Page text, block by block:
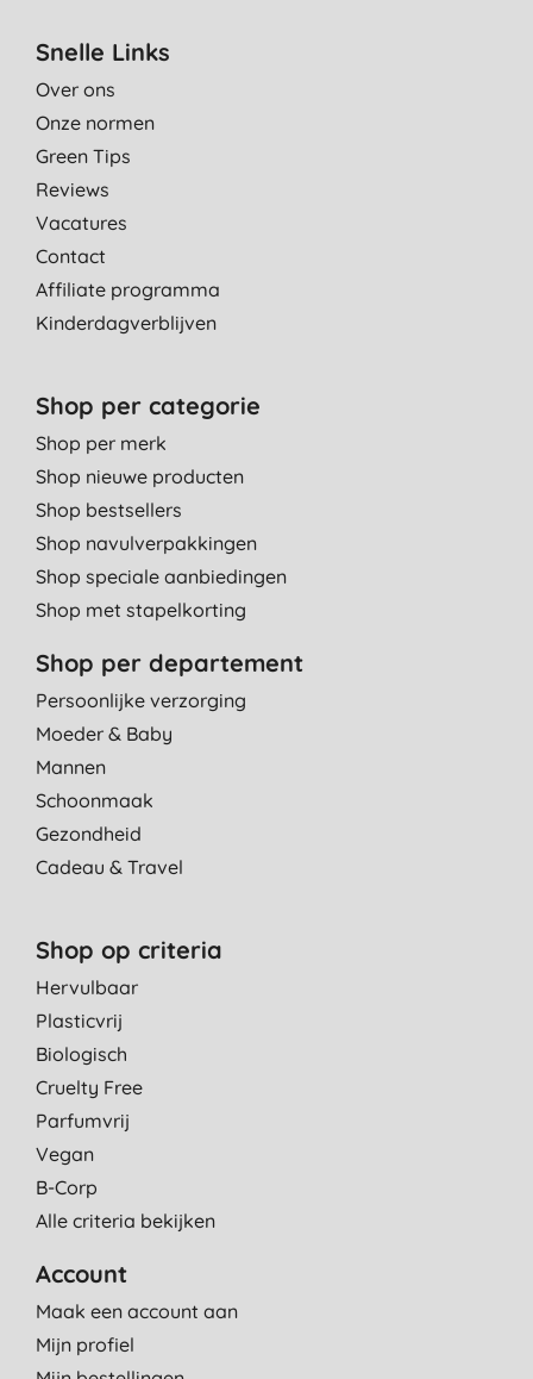
Snelle Links
Over ons
Onze normen
Green Tips
Reviews
Vacatures
Contact
Affiliate programma
Kinderdagverblijven
Shop per categorie
Shop per merk
Shop nieuwe producten
Shop bestsellers
Shop navulverpakkingen
Shop speciale aanbiedingen
Shop met stapelkorting
Shop per departement
Persoonlijke verzorging
Moeder & Baby
Mannen
Schoonmaak
Gezondheid
Cadeau & Travel
Shop op criteria
Hervulbaar
Plasticvrij
Biologisch
Cruelty Free
Parfumvrij
Vegan
B-Corp
Alle criteria bekijken
Account
Maak een account aan
Mijn profiel